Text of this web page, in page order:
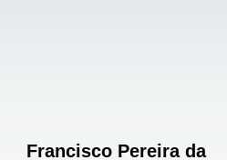
Francisco Pereira da